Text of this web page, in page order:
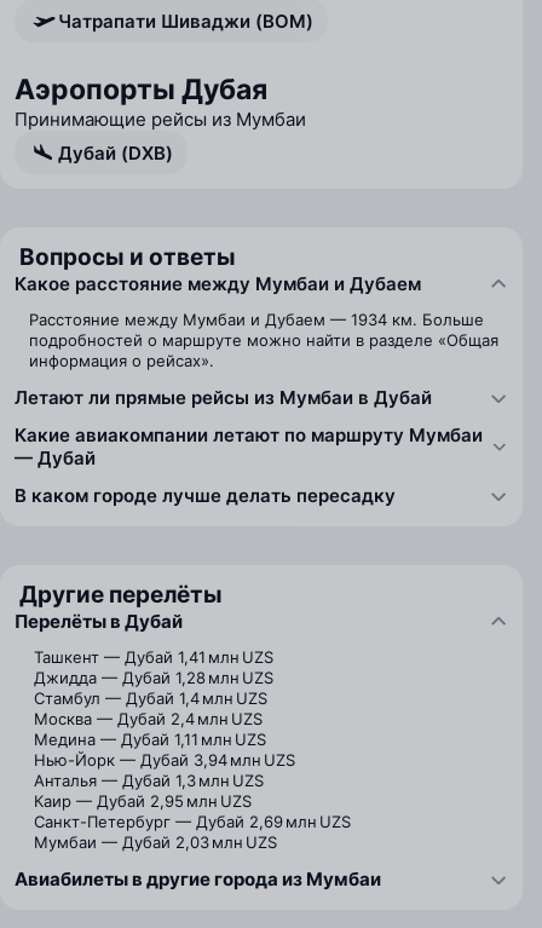
Чатрапати Шиваджи (BOM)
Аэропорты Дубая
Принимающие рейсы из Мумбаи
Дубай (DXB)
Вопросы и ответы
Какое расстояние между Мумбаи и Дубаем
Расстояние между Мумбаи и Дубаем — 1934 км. Больше
подробностей о маршруте можно найти в разделе «Общая
информация о рейсах».
Летают ли прямые рейсы из Мумбаи в Дубай
Какие авиакомпании летают по маршруту Мумбаи
— Дубай
В каком городе лучше делать пересадку
Другие перелёты
Перелёты в Дубай
Ташкент — Дубай 1,41 млн UZS
Джидда — Дубай 1,28 млн UZS
Стамбул — Дубай 1,4 млн UZS
Москва — Дубай 2,4 млн UZS
Медина — Дубай 1,11 млн UZS
Нью-Йорк — Дубай 3,94 млн UZS
Анталья — Дубай 1,3 млн UZS
Каир — Дубай 2,95 млн UZS
Санкт-Петербург — Дубай 2,69 млн UZS
Мумбаи — Дубай 2,03 млн UZS
Авиабилеты в другие города из Мумбаи